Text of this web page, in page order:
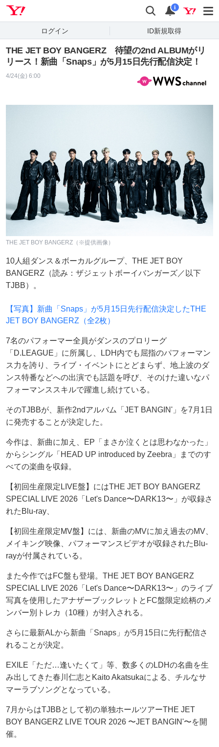
検索 通知
i
ログイン ID新規取得
THE JET BOY BANGERZ 待望の2nd ALBUMがリ
リース！新曲「Snaps」が5月15日先行配信決定！
4/24(金) 6:00
THE JET BOY BANGERZ（※提供画像）
10人組ダンス＆ボーカルグループ、THE JET BOY
BANGERZ（読み：ザジェットボーイバンガーズ／以下
TJBB）。
【写真】新曲「Snaps」が5月15日先行配信決定したTHE
JET BOY BANGERZ（全2枚）
7名のパフォーマー全員がダンスのプロリーグ
「D.LEAGUE」に所属し、LDH内でも屈指のパフォーマン
ス力を誇り、ライブ・イベントにとどまらず、地上波のダ
ンス特番などへの出演でも話題を呼び、そのけた違いなパ
フォーマンススキルで躍進し続けている。
そのTJBBが、新作2ndアルバム「JET BANGIN'」を7月1日
に発売することが決定した。
今作は、新曲に加え、EP「まさか泣くとは思わなかった」
からシングル「HEAD UP introduced by Zeebra」までのす
べての楽曲を収録。
【初回生産限定LIVE盤】にはTHE JET BOY BANGERZ
SPECIAL LIVE 2026「Let's Dance〜DARK13〜」が収録さ
れたBlu-ray、
【初回生産限定MV盤】には、新曲のMVに加え過去のMV、
メイキング映像、パフォーマンスビデオが収録されたBlu-
rayが付属されている。
また今作ではFC盤も登場。THE JET BOY BANGERZ
SPECIAL LIVE 2026「Let's Dance〜DARK13〜」のライブ
写真を使用したアナザーブックレットとFC盤限定絵柄のメ
ンバー別トレカ（10種）が封入される。
さらに最新ALから新曲「Snaps」が5月15日に先行配信さ
れることが決定。
EXILE「ただ…逢いたくて」等、数多くのLDHの名曲を生
み出してきた春川仁志とKaito Akatsukaによる、チルなサ
マーラブソングとなっている。
7月からはTJBBとして初の単独ホールツアーTHE JET
BOY BANGERZ LIVE TOUR 2026 〜JET BANGIN'〜を開
催。